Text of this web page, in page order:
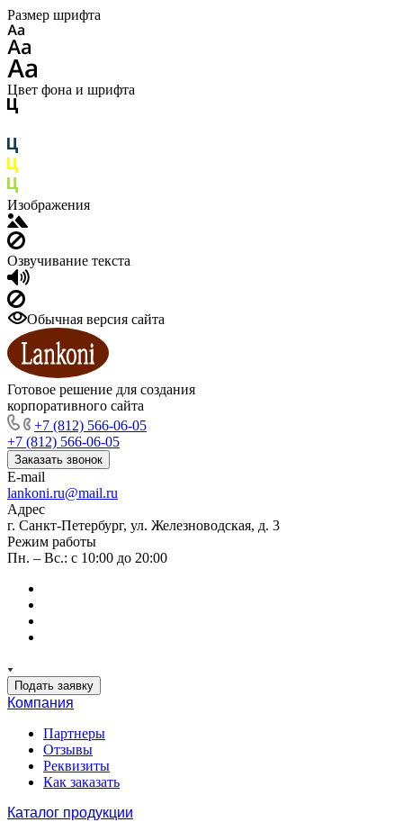
Размер шрифта
Цвет фона и шрифта
Изображения
Озвучивание текста
Обычная версия сайта
Готовое решение для создания
корпоративного сайта
+7 (812) 566-06-05
+7 (812) 566-06-05
Заказать звонок
E-mail
lankoni.ru@mail.ru
Адрес
г. Санкт-Петербург, ул. Железноводская, д. 3
Режим работы
Пн. – Вс.: с 10:00 до 20:00
Подать заявку
Компания
Партнеры
Отзывы
Реквизиты
Как заказать
Каталог продукции